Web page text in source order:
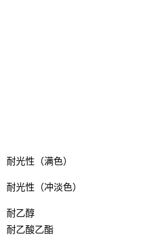
耐光性（满色）
耐光性（冲淡色）
耐乙醇
耐乙酸乙酯